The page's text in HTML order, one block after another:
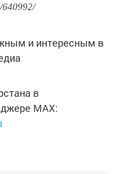
640992/
и интересным в
в
MАХ: